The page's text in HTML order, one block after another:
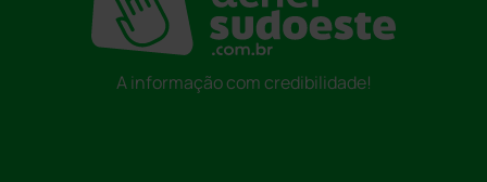
A informação com credibilidade!